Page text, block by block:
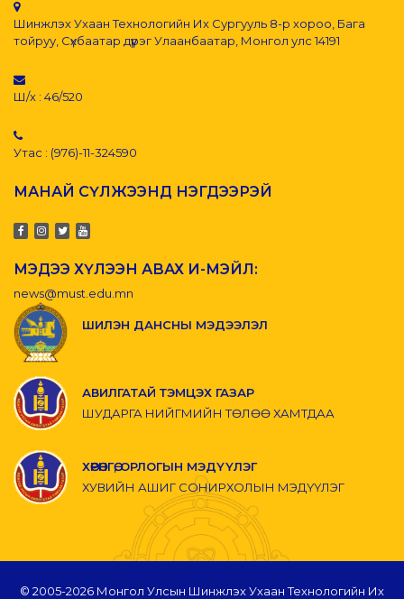
Шинжлэх Ухаан Технологийн Их Сургууль 8-р хороо, Бага
тойруу, Сүхбаатар дүүрэг Улаанбаатар, Монгол улс 14191
Ш/х : 46/520
Утас : (976)-11-324590
МАНАЙ СҮЛЖЭЭНД НЭГДЭЭРЭЙ
МЭДЭЭ ХҮЛЭЭН АВАХ И-МЭЙЛ:
news@must.edu.mn
ШИЛЭН ДАНСНЫ МЭДЭЭЛЭЛ
АВИЛГАТАЙ ТЭМЦЭХ ГАЗАР
ШУДАРГА НИЙГМИЙН ТӨЛӨӨ ХАМТДАА
ХӨРӨНГӨ, ОРЛОГЫН МЭДҮҮЛЭГ
ХУВИЙН АШИГ СОНИРХОЛЫН МЭДҮҮЛЭГ
© 2005-2026 Монгол Улсын Шинжлэх Ухаан Технологийн Их